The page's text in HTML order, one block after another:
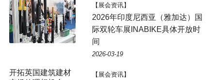
【展会资讯】
2026年印度尼西亚（雅加达）国
际双轮车展INABIKE具体开放时
间
2026-03-19
开拓英国建筑建材
【展会资讯】